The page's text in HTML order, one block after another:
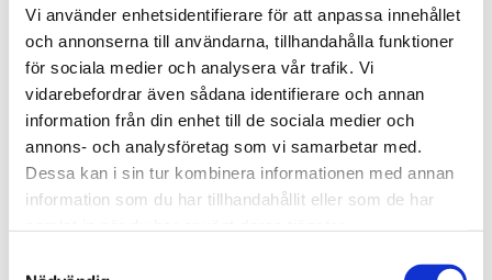
Vi använder enhetsidentifierare för att anpassa innehållet
och annonserna till användarna, tillhandahålla funktioner
för sociala medier och analysera vår trafik. Vi
vidarebefordrar även sådana identifierare och annan
information från din enhet till de sociala medier och
annons- och analysföretag som vi samarbetar med.
Dessa kan i sin tur kombinera informationen med annan
information som du har tillhandahållit eller som de har
Blocknyckel med
skyddsisolering. 9 mm
425kr
Blocknyckel med
skyddsisolering. 9/16''
438kr